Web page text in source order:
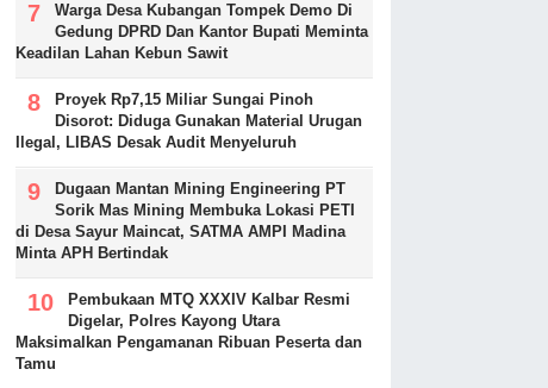
Warga Desa Kubangan Tompek Demo Di
Gedung DPRD Dan Kantor Bupati Meminta
Keadilan Lahan Kebun Sawit
Proyek Rp7,15 Miliar Sungai Pinoh
Disorot: Diduga Gunakan Material Urugan
Ilegal, LIBAS Desak Audit Menyeluruh
Dugaan Mantan Mining Engineering PT
Sorik Mas Mining Membuka Lokasi PETI
di Desa Sayur Maincat, SATMA AMPI Madina
Minta APH Bertindak
Pembukaan MTQ XXXIV Kalbar Resmi
Digelar, Polres Kayong Utara
Maksimalkan Pengamanan Ribuan Peserta dan
Tamu